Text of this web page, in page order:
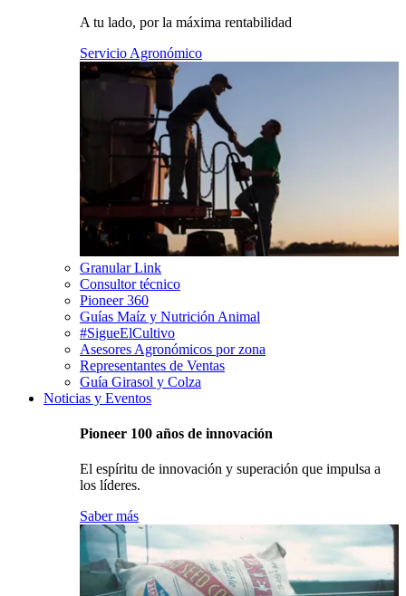
A tu lado, por la máxima rentabilidad
Servicio Agronómico
Granular Link
Consultor técnico
Pioneer 360
Guías Maíz y Nutrición Animal
#SigueElCultivo
Asesores Agronómicos por zona
Representantes de Ventas
Guía Girasol y Colza
Noticias y Eventos
Pioneer 100 años de innovación
El espíritu de innovación y superación que impulsa a
los líderes.
Saber más